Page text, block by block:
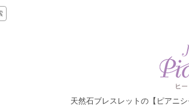
天然石ブレスレットの【ピアニ